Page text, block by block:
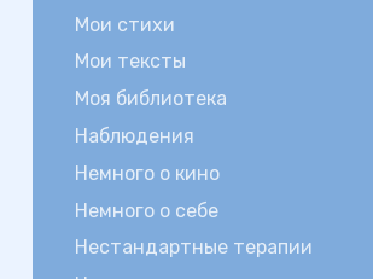
Мои стихи
Мои тексты
Моя библиотека
Наблюдения
Немного о кино
Немного о себе
Нестандартные терапии